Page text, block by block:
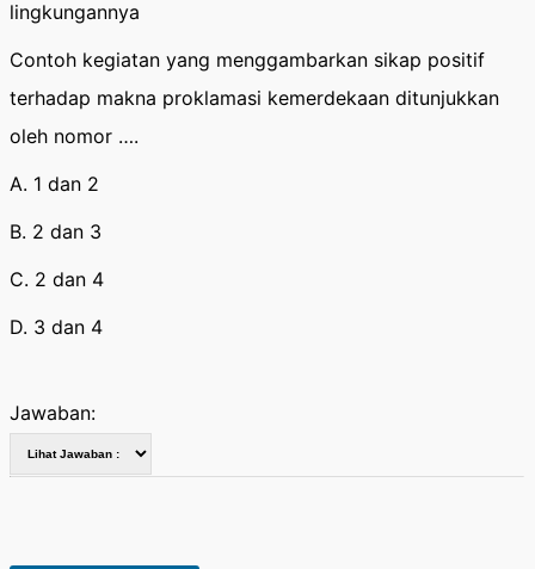
lingkungannya
Contoh kegiatan yang menggambarkan sikap positif
terhadap makna proklamasi kemerdekaan ditunjukkan
oleh nomor ….
A. 1 dan 2
B. 2 dan 3
C. 2 dan 4
D. 3 dan 4
Jawaban: